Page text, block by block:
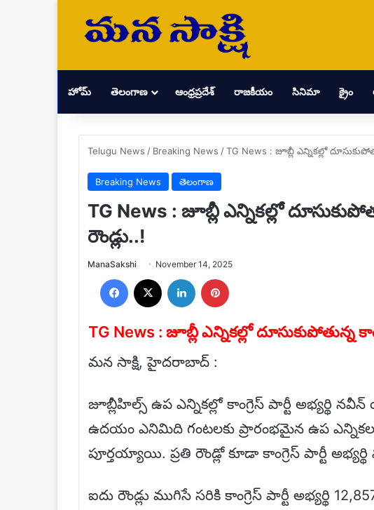
హోమ్ తెలంగాణ ఆంధ్రప్రదేశ్ రాజకీయం సినిమా క్రైం
Telugu News / Breaking News /TG News : జూబ్లీ ఎన్నికల్లో
Breaking News తెలంగాణ
TG News : జూబ్లీ ఎన్నికల్లో
రౌండ్లు..!
ManaSakshiSend
email
November 14, 2025
Facebook LinkedIn
TG News : జూబ్లీ ఎన్నికల్లో దూసుకుపోతున్న
మన సాక్షి, హైదరాబాద్ :
జూబ్లీహిల్స్ ఉప ఎన్నికల్లో కాంగ్రెస్ పార్టీ అభ్యర్థి
ఉదయం ఎనిమిది గంటలకు ప్రారంభమైన ఉప ఎన్నికల
పూర్తయ్యాయి. ప్రతి రౌండ్లో కూడా కాంగ్రెస్ పార్టీ
ఐదు రౌండ్లు ముగిసే సరికి కాంగ్రెస్ పార్టీ అభ్యర్థి